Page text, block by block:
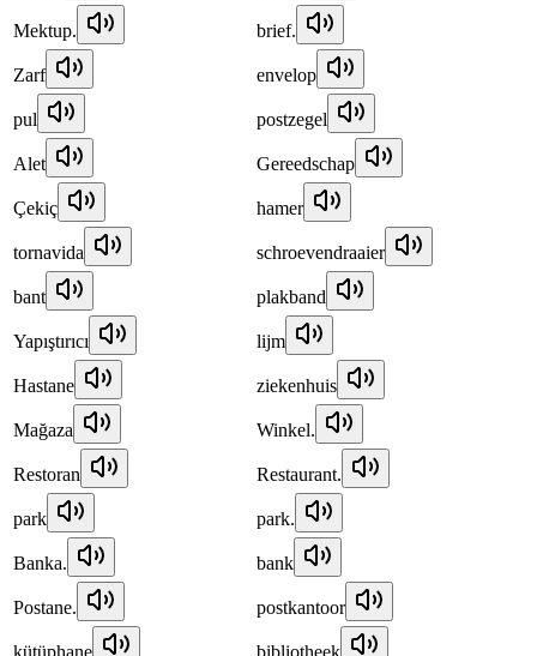
Mektup. brief.
Zarf envelop
pul postzegel
Alet Gereedschap
Çekiç hamer
tornavida schroevendraaier
bant plakband
Yapıştırıcı lijm
Hastane ziekenhuis
Mağaza Winkel.
Restoran Restaurant.
park park.
Banka. bank
Postane. postkantoor
kütüphane bibliotheek